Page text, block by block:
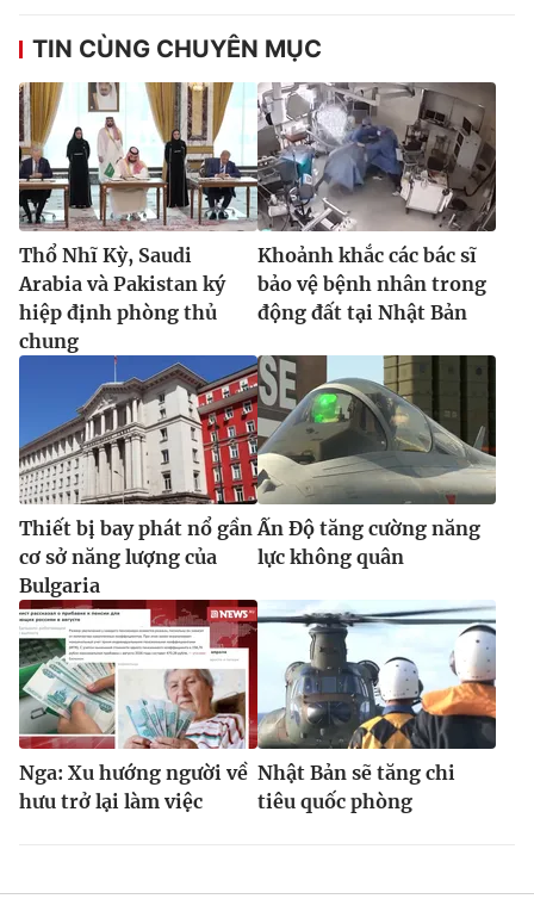
TIN CÙNG CHUYÊN MỤC
Thổ Nhĩ Kỳ, Saudi
Arabia và Pakistan ký
hiệp định phòng thủ
chung
Khoảnh khắc các bác sĩ
bảo vệ bệnh nhân trong
động đất tại Nhật Bản
Thiết bị bay phát nổ gần
cơ sở năng lượng của
Bulgaria
Ấn Độ tăng cường năng
lực không quân
Nga: Xu hướng người về
hưu trở lại làm việc
Nhật Bản sẽ tăng chi
tiêu quốc phòng